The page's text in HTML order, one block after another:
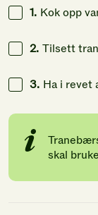
din
vurdering.
1. Kok opp
2. Tilsett
3. Ha i revet
skal